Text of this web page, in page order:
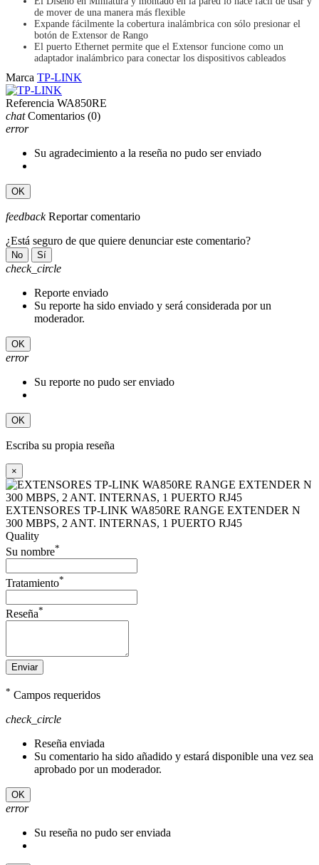
de mover de una manera más flexible
Expande fácilmente la cobertura inalámbrica con sólo presionar el
botón de Extensor de Rango
El puerto Ethernet permite que el Extensor funcione como un
adaptador inalámbrico para conectar los dispositivos cableados
Marca TP-LINK
Referencia WA850RE
chat Comentarios (0)
error
Su agradecimiento a la reseña no pudo ser enviado
OK
feedback Reportar comentario
¿Está seguro de que quiere denunciar este comentario?
No Sí
check_circle
Reporte enviado
Su reporte ha sido enviado y será considerada por un
moderador.
OK
error
Su reporte no pudo ser enviado
OK
Escriba su propia reseña
×
EXTENSORES TP-LINK WA850RE RANGE EXTENDER N
300 MBPS, 2 ANT. INTERNAS, 1 PUERTO RJ45
Quality
Su nombre*
Tratamiento*
Reseña*
Enviar
* Campos requeridos
check_circle
Reseña enviada
Su comentario ha sido añadido y estará disponible una vez sea
aprobado por un moderador.
OK
error
Su reseña no pudo ser enviada